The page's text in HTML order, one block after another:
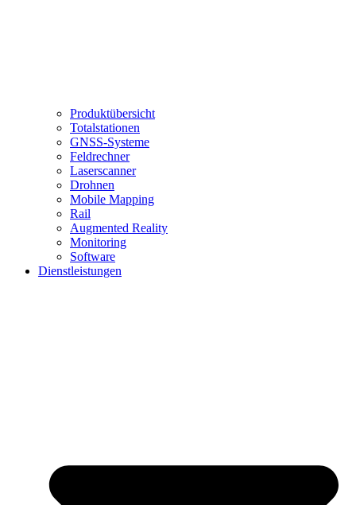
Produktübersicht
Totalstationen
GNSS-Systeme
Feldrechner
Laserscanner
Drohnen
Mobile Mapping
Rail
Augmented Reality
Monitoring
Software
Dienstleistungen